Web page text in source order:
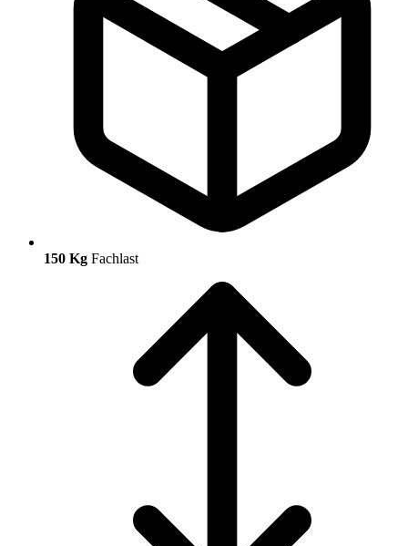
150 Kg Fachlast